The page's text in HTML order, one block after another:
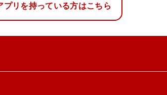
プリを持っている方はこちら